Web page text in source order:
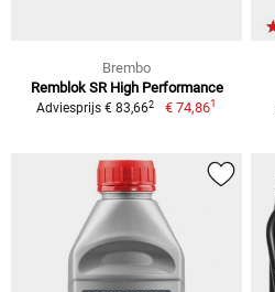
Brembo
Remblok SR High Performance
Adviesprijs € 83,662 € 74,861